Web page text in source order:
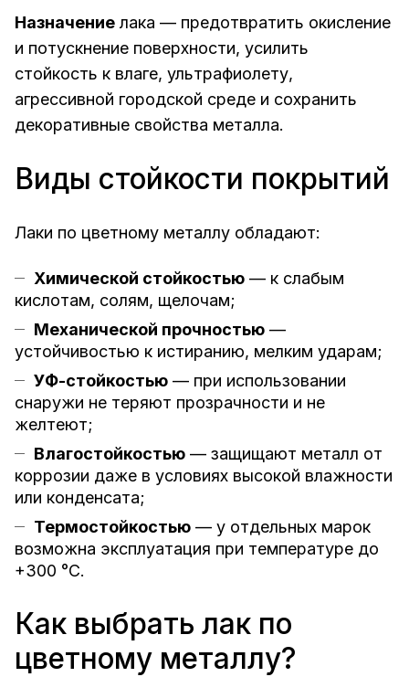
Назначение лака — предотвратить окисление
и потускнение поверхности, усилить
стойкость к влаге, ультрафиолету,
агрессивной городской среде и сохранить
декоративные свойства металла.
Виды стойкости покрытий
Лаки по цветному металлу обладают:
Химической стойкостью — к слабым
кислотам, солям, щелочам;
Механической прочностью —
устойчивостью к истиранию, мелким ударам;
УФ-стойкостью — при использовании
снаружи не теряют прозрачности и не
желтеют;
Влагостойкостью — защищают металл от
коррозии даже в условиях высокой влажности
или конденсата;
Термостойкостью — у отдельных марок
возможна эксплуатация при температуре до
+300 °C.
Как выбрать лак по
цветному металлу?